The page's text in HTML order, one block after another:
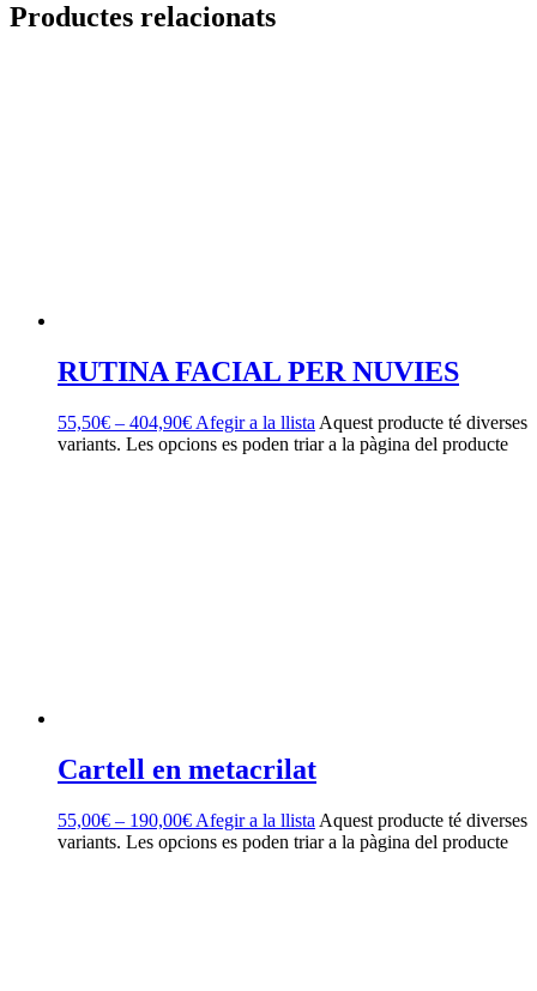
Productes relacionats
RUTINA FACIAL PER NUVIES
55,50€ – 404,90€ Afegir a la llista Aquest producte té diverses
variants. Les opcions es poden triar a la pàgina del producte
Cartell en metacrilat
55,00€ – 190,00€ Afegir a la llista Aquest producte té diverses
variants. Les opcions es poden triar a la pàgina del producte